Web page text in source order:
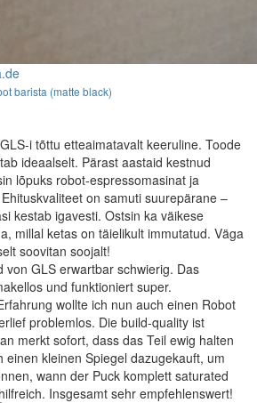
barista (matte black)
i tõttu etteaimatavalt keeruline. Toode
ideaalselt. Pärast aastaid kestnud
lõpuks robot-espressomasinat ja
on samuti suurepärane –
kestab igavesti. Ostsin ka väikese
millal ketas on täielikult immutatud. Väga
soovitan soojalt!
von GLS erwartbar schwierig. Das
und funktioniert super.
wollte ich nun auch einen Robot
problemlos. Die build-quality ist
merkt sofort, dass das Teil ewig halten
einen kleinen Spiegel dazugekauft, um
wann der Puck komplett saturated
Insgesamt sehr empfehlenswert!